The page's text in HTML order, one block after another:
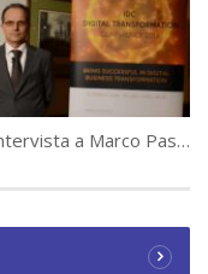
Videointervista a Marco Pasculli, Vice President Communications Business Engine di Alcatel-Lucent Enterprise